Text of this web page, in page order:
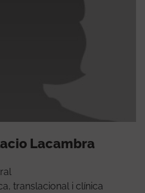
Lacambra
translacional i clínica